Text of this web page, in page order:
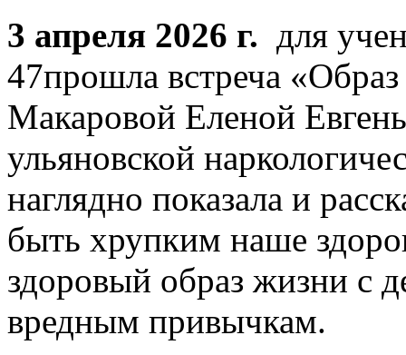
3 апреля 2026 г. для
47прошла встреча
Макаровой Еленой
ульяновской
наглядно показала и
быть хрупким наше
здоровый образ жизни с
вредным привычкам.